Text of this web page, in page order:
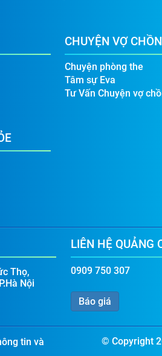
CHUYỆN VỢ
Chuyện phòng the
Tâm sự Eva
Tư Vấn Chuyện vợ
Thọ,
Nội
LIÊN HỆ QUẢNG
0909 750 307
Báo giá
tin và
© Copyright